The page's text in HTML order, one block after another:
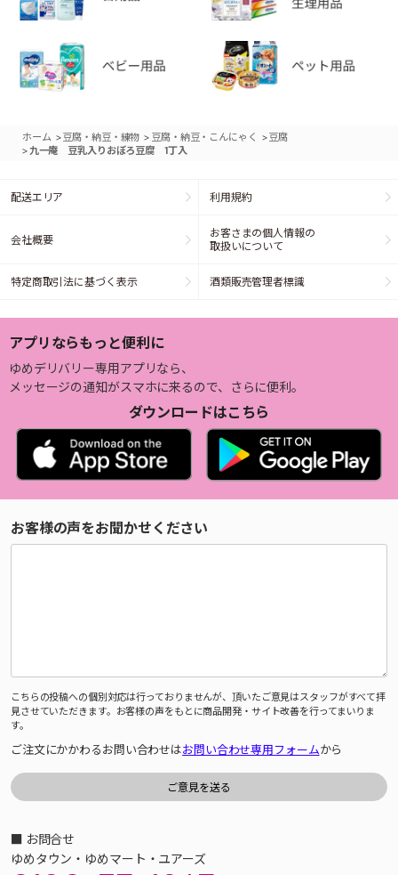
ホーム >豆腐・納豆・練物 > 豆腐・納豆・こんにゃく >豆腐
>九一庵 豆乳入りおぼろ豆腐 1丁入
配送エリア 利用規約
会社概要
お客さまの個人情報の
取扱いについて
特定商取引法に基づく表示 酒類販売管理者標識
アプリならもっと便利に
ゆめデリバリー専用アプリなら、
メッセージの通知がスマホに来るので、さらに便利。
ダウンロードはこちら
お客様の声をお聞かせください
こちらの投稿への個別対応は行っておりませんが、頂いたご意見はスタッフがすべて拝
見させていただきます。お客様の声をもとに商品開発・サイト改善を行ってまいりま
す。
ご注文にかかわるお問い合わせはお問い合わせ専用フォームから
■ お問合せ
ゆめタウン・ゆめマート・ユアーズ